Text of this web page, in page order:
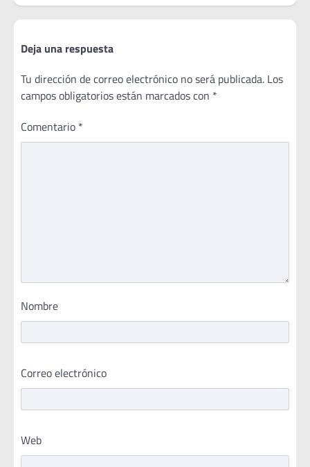
Deja una respuesta
Tu dirección de correo electrónico no será publicada. Los
campos obligatorios están marcados con *
Comentario *
Nombre
Correo electrónico
Web